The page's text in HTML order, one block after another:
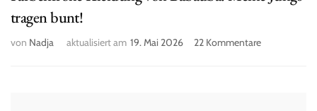
tragen bunt!
von Nadja aktualisiert am 19. Mai 2026 22 Kommentarezu